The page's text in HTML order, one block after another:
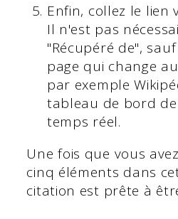
Enfin, collez le lien
Il n'est pas
"Récupéré de",
page qui change
par exemple
tableau de bord
temps réel.
Une fois que vous
cinq éléments dans
citation est prête à